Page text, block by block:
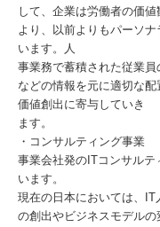
して、企業は労働者の価
より、以前よりもパーソ
います。人
事業務で蓄積された従業
などの情報を元に適切な
価値創出に寄与していき
ます。
・コンサルティング事業
事業会社発のITコンサル
います。
現在の日本においては、
の創出やビジネスモデル